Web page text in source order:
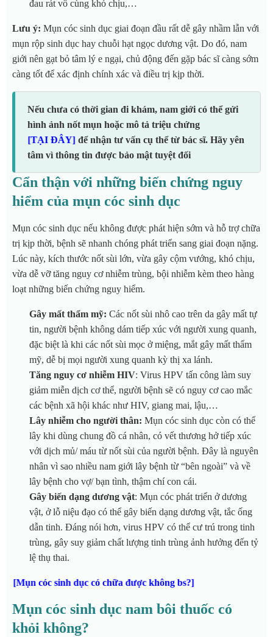
đau rát vô cùng khó chịu,…
Lưu ý: Mụn cóc sinh dục giai đoạn đầu rất dễ gây nhầm lẫn với
mụn rộp sinh dục hay chuỗi hạt ngọc dương vật. Do đó, nam
giới nên gạt bỏ tâm lý e ngại, chủ động đến gặp bác sĩ càng sớm
càng tốt để xác định chính xác và điều trị kịp thời.
Nếu chưa có thời gian đi khám, nam giới có thể gửi
hình ảnh nốt mụn hoặc mô tả triệu chứng
[TẠI ĐÂY] để nhận tư vấn cụ thể từ bác sĩ. Hãy yên
tâm vì thông tin được bảo mật tuyệt đối
Cẩn thận với những biến chứng nguy
hiểm của mụn cóc sinh dục
Mụn cóc sinh dục nếu không được phát hiện sớm và hỗ trợ chữa
trị kịp thời, bệnh sẽ nhanh chóng phát triển sang giai đoạn nặng.
Lúc này, kích thước nốt sùi lớn, vừa gây cộm vướng, khó chịu,
vừa dễ vỡ tăng nguy cơ nhiễm trùng, bội nhiễm kèm theo hàng
loạt những biến chứng nguy hiểm.
Gây mất thẩm mỹ: Các nốt sùi nhô cao trên da gây mất tự
tin, người bệnh không dám tiếp xúc với người xung quanh,
đặc biệt là khi các nốt sùi mọc ở miệng, mắt gây mất thẩm
mỹ, dễ bị mọi người xung quanh kỳ thị xa lánh.
Tăng nguy cơ nhiễm HIV: Virus HPV tấn công làm suy
giảm miễn dịch cơ thể, người bệnh sẽ có nguy cơ cao mắc
các bệnh xã hội khác như HIV, giang mai, lậu,…
Lây nhiễm cho người thân: Mụn cóc sinh dục còn có thể
lây khi dùng chung đồ cá nhân, có vết thương hở tiếp xúc
với dịch mủ/ máu từ nốt sùi của người bệnh. Đây là nguyên
nhân vì sao nhiều nam giới lây bệnh từ “bên ngoài” và về
lây bệnh cho vợ/ bạn tình, thậm chí con cái.
Gây biến dạng dương vật: Mụn cóc phát triển ở dương
vật, ở lỗ niệu đạo có thể gây biến dạng dương vật, tắc ống
dẫn tinh. Đáng nói hơn, virus HPV có thể cư trú trong tinh
trùng, gây suy giảm chất lượng tinh trùng ảnh hưởng đến tỷ
lệ thụ thai.
[Mụn cóc sinh dục có chữa được không bs?]
Mụn cóc sinh dục nam bôi thuốc có
khỏi không?